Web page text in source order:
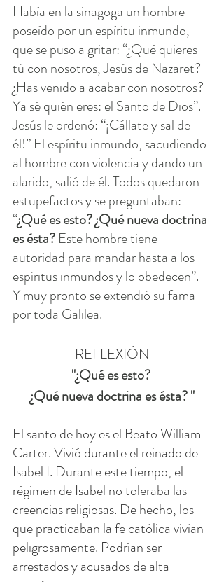
Había en la sinagoga un hombre
poseído por un espíritu inmundo,
que se puso a gritar: “¿Qué quieres
tú con nosotros, Jesús de Nazaret?
¿Has venido a acabar con nosotros?
Ya sé quién eres: el Santo de Dios”.
Jesús le ordenó: “¡Cállate y sal de
él!” El espíritu inmundo, sacudiendo
al hombre con violencia y dando un
alarido, salió de él. Todos quedaron
estupefactos y se preguntaban:
“¿Qué es esto? ¿Qué nueva doctrina
es ésta? Este hombre tiene
autoridad para mandar hasta a los
espíritus inmundos y lo obedecen”.
Y muy pronto se extendió su fama
por toda Galilea.
REFLEXIÓN
"¿Qué es esto?
¿Qué nueva doctrina es ésta? "
El santo de hoy es el Beato William
Carter. Vivió durante el reinado de
Isabel I. Durante este tiempo, el
régimen de Isabel no toleraba las
creencias religiosas. De hecho, los
que practicaban la fe católica vivían
peligrosamente. Podrían ser
arrestados y acusados ​​de alta